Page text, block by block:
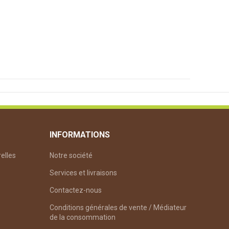
INFORMATIONS
Notre société
Services et livraisons
Contactez-nous
Conditions générales de vente / Médiateur
de la consommation